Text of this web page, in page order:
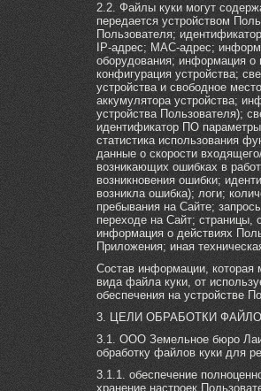
2.2. Файлы куки могут
передается устройством
Пользователя;
IP-адрес; MAC-адрес;
оборудования; информация о
конфигурация устройства;
устройства и свободное
аккумулятора устройства;
устройства Пользователя);
идентификатор ПО
статистика использования
данные о скорости
возникающих ошибках в
возникновения ошибки;
возникла ошибка); логи;
пребывания на Сайте;
переходе на Сайт;
информация о действиях
Приложения; иная
Состав информации, которая
вида файла куки, от
обеспечения на устройстве
3. ЦЕЛИ ОБРАБОТКИ
3.1. ООО Земельное бюро
обработку файлов куки для
3.1.1. обеспечение
хранение настроек